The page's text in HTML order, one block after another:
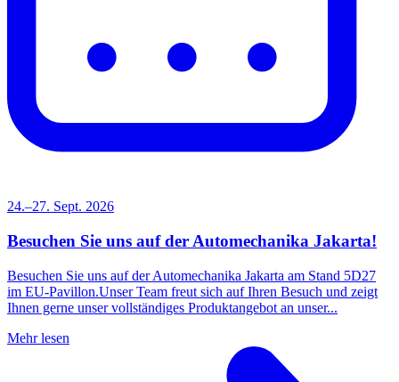
24.–27. Sept. 2026
Besuchen Sie uns auf der Automechanika Jakarta!
Besuchen Sie uns auf der Automechanika Jakarta am Stand 5D27
im EU-Pavillon.Unser Team freut sich auf Ihren Besuch und zeigt
Ihnen gerne unser vollständiges Produktangebot an unser...
Mehr lesen